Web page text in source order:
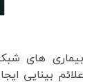
بیماری های
علائم بینایی